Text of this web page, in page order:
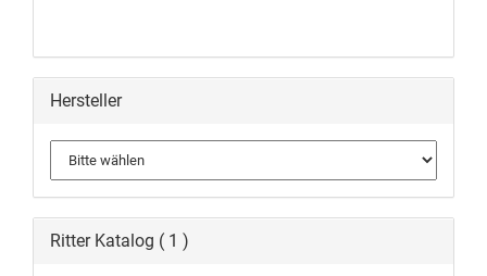
Hersteller
Ritter Katalog ( 1 )